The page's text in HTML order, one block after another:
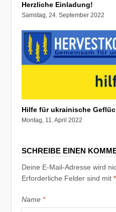
Herzliche Einladung!
Samstag, 24. September 2022
Hilfe für ukrainische
Montag, 11. April 2022
SCHREIBE EINEN
Deine E-Mail-Adresse wird
Erforderliche Felder sind mit*
Name *